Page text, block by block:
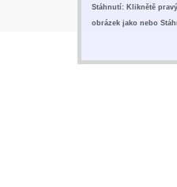
Stáhnutí: Kliknětě
obrázek jako nebo